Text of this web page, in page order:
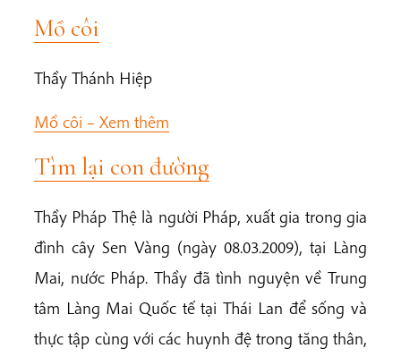
Mồ côi
Thầy Thánh Hiệp
Mồ côi – Xem thêm
Tìm lại con đường
Thầy Pháp Thệ là người Pháp, xuất gia trong gia
đình cây Sen Vàng (ngày 08.03.2009), tại Làng
Mai, nước Pháp. Thầy đã tình nguyện về Trung
tâm Làng Mai Quốc tế tại Thái Lan để sống và
thực tập cùng với các huynh đệ trong tăng thân,